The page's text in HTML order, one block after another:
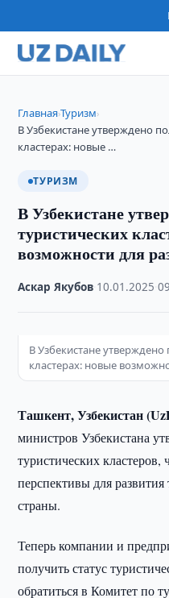
Главная›Туризм›
В Узбекистане утверждено
кластерах: новые …
ТУРИЗМ
В Узбекистане
туристических
возможности для
Аскар Якубов 10.01.2025 ·
В Узбекистане
кластерах: новые
Ташкент, Узбекистан
министров Узбекистана
туристических
перспективы для
страны.
Теперь компании и
получить статус
обратиться в Комитет по